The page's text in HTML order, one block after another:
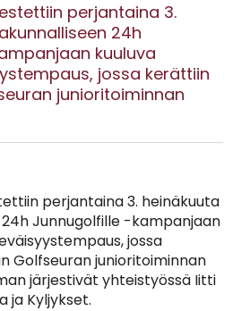
perjantaina 3.
24h
kuuluva
jossa kerättiin
junioritoiminnan
perjantaina 3. heinäkuuta
Junnugolfille -kampanjaan
jossa
Golfseuran junioritoiminnan
järjestivät yhteistyössä Iitti
ja Kyljykset.